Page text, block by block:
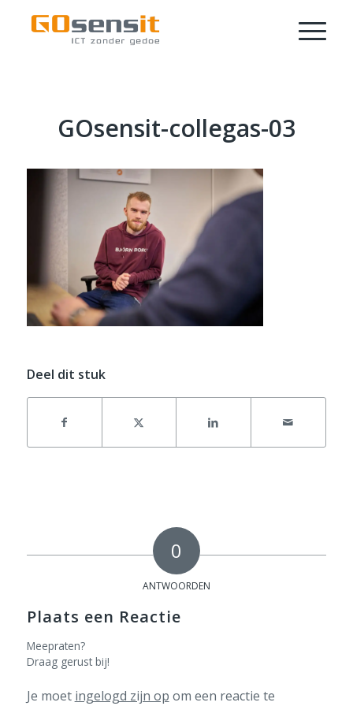
GOsensit-collegas-03
Deel dit stuk
0
ANTWOORDEN
Plaats een Reactie
Meepraten?
Draag gerust bij!
Je moet ingelogd zijn op om een reactie te